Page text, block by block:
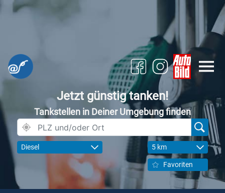
Jetzt günstig tanken!
Tankstellen in Deiner Umgebung finden
Diesel 5 km
Favoriten